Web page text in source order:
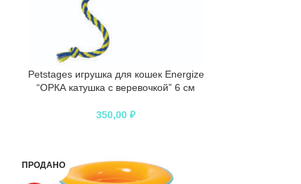
Petstages игрушка для кошек Energize
“ОРКА катушка с веревочкой” 6 см
350,00₽
ПРОДАНО